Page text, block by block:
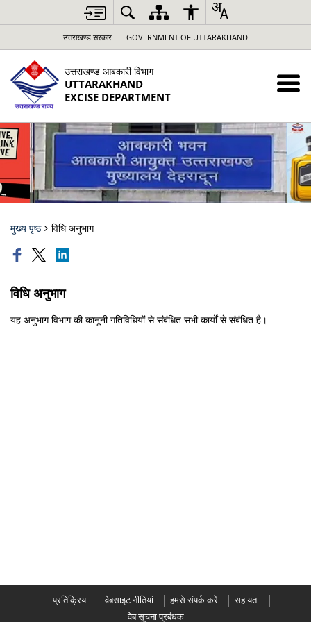
उत्तराखण्ड सरकार GOVERNMENT OF UTTARAKHAND
उत्तराखण्ड आबकारी विभाग
UTTARAKHAND
EXCISE DEPARTMENT
मुख्य पृष्ठ विधि अनुभाग
विधि अनुभाग
यह अनुभाग विभाग की कानूनी गतिविधियों से संबंधित सभी कार्यों से संबंधित है।
प्रतिक्रिया वेबसाइट नीतियां हमसे संपर्क करें
सहायता
वेब सूचना प्रबंधक